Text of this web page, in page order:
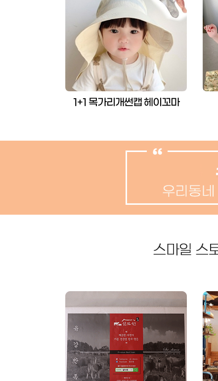
1+1 목가리개썬캡 헤이꼬마